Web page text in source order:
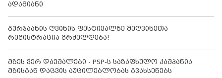
ადამიანი
გურჯაანის ღვინის ფესტივალზე მეღვინეთა
რეგისტრაცია გრძელდება!
მზეს ვერ დაემალები - PSP-ს საზაფხულო კამპანია
მზისგან დაცვის აუცილებლობას გვახსენებს